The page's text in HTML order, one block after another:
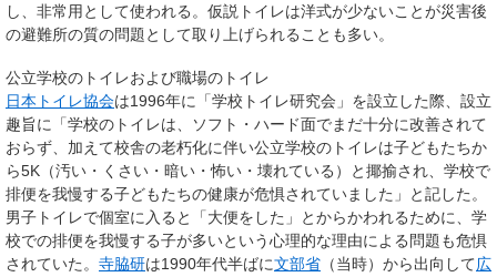
し、非常用として使われる。仮説トイレは洋式が少ないことが災害後
の避難所の質の問題として取り上げられることも多い。
公立学校のトイレおよび職場のトイレ
日本トイレ協会は1996年に「学校トイレ研究会」を設立した際、設立
趣旨に「学校のトイレは、ソフト・ハード面でまだ十分に改善されて
おらず、加えて校舎の老朽化に伴い公立学校のトイレは子どもたちか
ら5K（汚い・くさい・暗い・怖い・壊れている）と揶揄され、学校で
排便を我慢する子どもたちの健康が危惧されていました」と記した。
男子トイレで個室に入ると「大便をした」とからかわれるために、学
校での排便を我慢する子が多いという心理的な理由による問題も危惧
されていた。 寺脇研は1990年代半ばに文部省 （当時）から出向して広